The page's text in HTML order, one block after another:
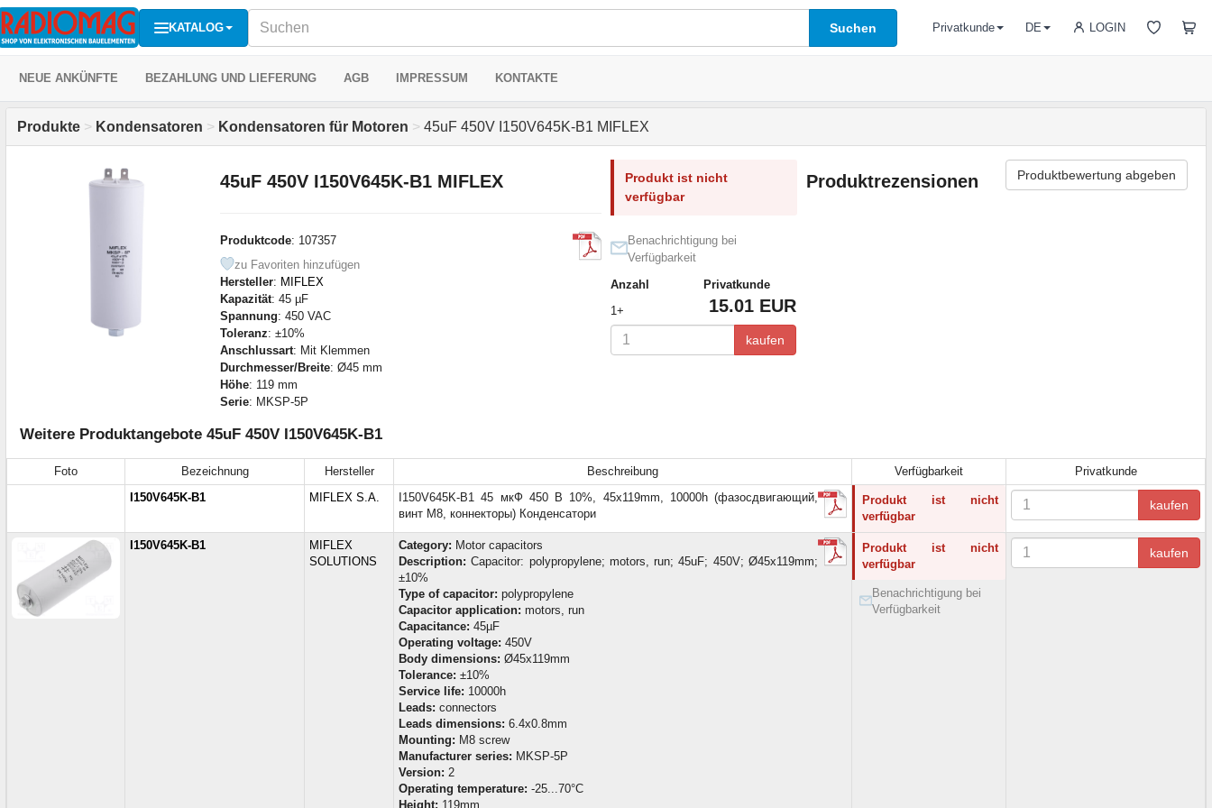
KATALOG Suchen LOGIN
Privatkunde DE
NEUE ANKÜNFTE BEZAHLUNG UND LIEFERUNG AGB IMPRESSUM KONTAKTE
Produkte > Kondensatoren > Kondensatoren für Motoren > 45uF 450V I150V645K-B1 MIFLEX
45uF 450V I150V645K-B1 MIFLEX
Produktcode: 107357
zu Favoriten hinzufügen
Hersteller: MIFLEX
Kapazität: 45 µF
Spannung: 450 VAC
Toleranz: ±10%
Anschlussart: Mit Klemmen
Durchmesser/Breite: Ø45 mm
Höhe: 119 mm
Serie: MKSP-5P
Produkt ist nicht
verfügbar
Benachrichtigung bei
Verfügbarkeit
Anzahl
Privatkunde
1+
15.01 EUR
kaufen
Produktrezensionen Produktbewertung abgeben
Weitere Produktangebote 45uF 450V I150V645K-B1
Foto Bezeichnung Hersteller Beschreibung Verfügbarkeit
Privatkunde
I150V645K-B1
MIFLEX S.A.
I150V645K-B1 45 мкФ 450 В 10%, 45x119mm, 10000h (фазосдвигающий,
винт М8, коннекторы) Конденсатори
Produkt ist nicht
verfügbar
kaufen
I150V645K-B1
MIFLEX
SOLUTIONS
Category: Motor capacitors
Description: Capacitor: polypropylene; motors, run; 45uF; 450V; Ø45x119mm;
±10%
Type of capacitor: polypropylene
Capacitor application: motors, run
Capacitance: 45µF
Operating voltage: 450V
Body dimensions: Ø45x119mm
Tolerance: ±10%
Service life: 10000h
Leads: connectors
Leads dimensions: 6.4x0.8mm
Mounting: M8 screw
Manufacturer series: MKSP-5P
Version: 2
Operating temperature: -25...70°C
Height: 119mm
Produkt ist nicht
verfügbar
Benachrichtigung bei
Verfügbarkeit
kaufen